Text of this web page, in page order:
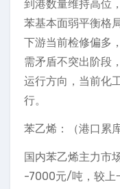
到港数量维持高位
苯基本面弱平衡格
下游当前检修偏多
需矛盾不突出阶段
运行方向，当前化
行。
苯乙烯：（港口累
国内苯乙烯主力市
-7000元/吨，较上